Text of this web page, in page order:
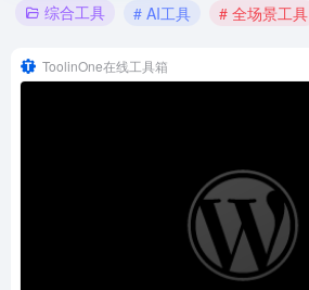
综合工具 # AI工具 # 全场景工具
ToolinOne在线工具箱